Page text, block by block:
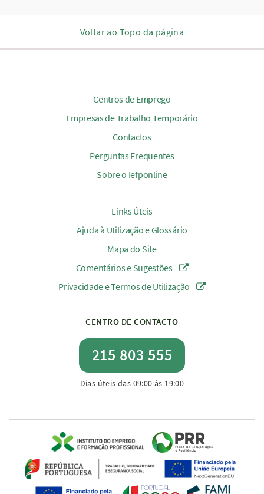
Voltar ao Topo da página
Centros de Emprego
Empresas de Trabalho Temporário
Contactos
Perguntas Frequentes
Sobre o Iefponline
Links Úteis
Ajuda à Utilização e Glossário
Mapa do Site
Comentários e Sugestões
Privacidade e Termos de Utilização
CENTRO DE CONTACTO
215 803 555
Dias úteis das 09:00 às 19:00